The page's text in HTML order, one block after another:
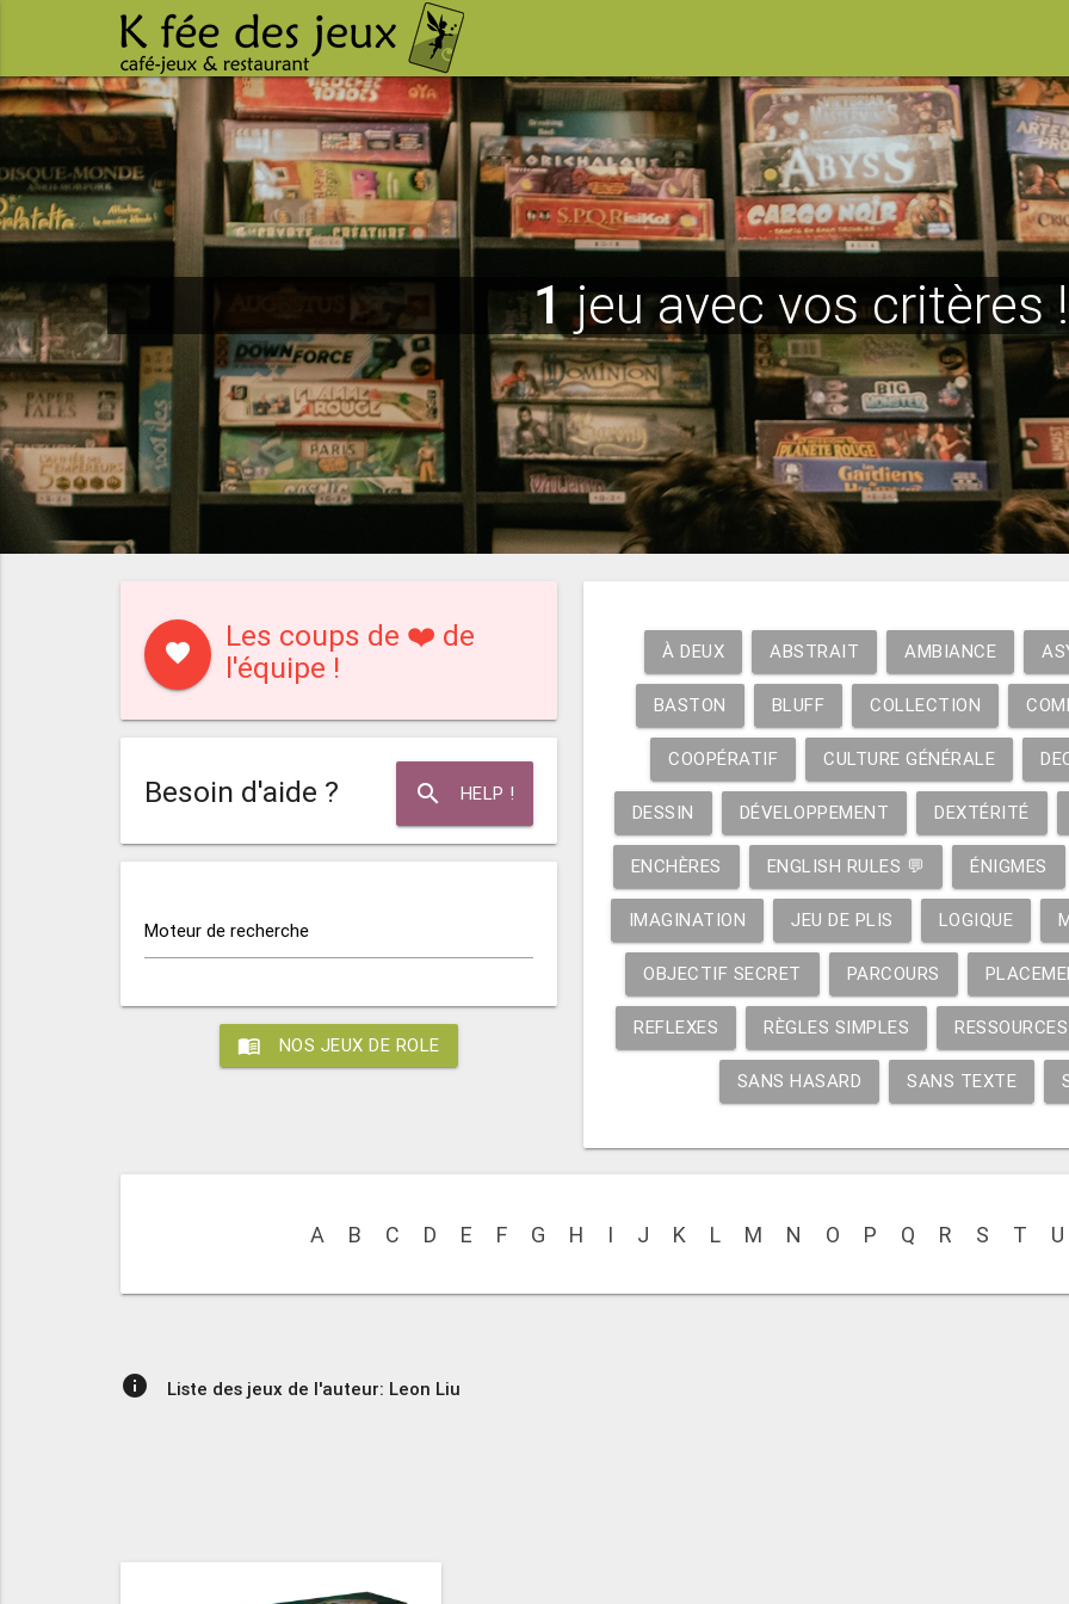
1jeu avec vos critères !
favorite
Les coups de ❤️ de
l'équipe !
search HELP !
Besoin d'aide ?
Moteur de recherche
menu_book NOS JEUX DE ROLE
À DEUX ABSTRAIT AMBIANCE
BASTON BLUFF COLLECTION
COOPÉRATIF CULTURE GÉNÉRALE
DESSIN DÉVELOPPEMENT DEXTÉRITÉ
ENCHÈRES ENGLISH RULES 💬 ÉNIGMES
IMAGINATION JEU DE PLIS LOGIQUE
OBJECTIF SECRET PARCOURS
REFLEXES RÈGLES SIMPLES RESSOURCES
SANS HASARD SANS TEXTE
A B C D E F G H I J K L M N O P Q R S T U
info Liste des jeux de l'auteur: Leon Liu